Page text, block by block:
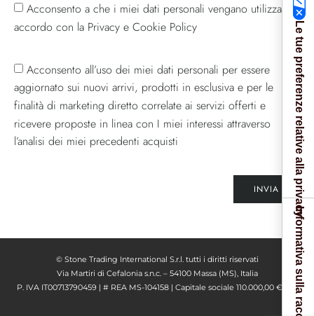
Acconsento a che i miei dati personali vengano utilizzati in
accordo con la Privacy e Cookie Policy
Acconsento all’uso dei miei dati personali per essere
aggiornato sui nuovi arrivi, prodotti in esclusiva e per le
finalità di marketing diretto correlate ai servizi offerti e
ricevere proposte in linea con I miei interessi attraverso
l’analisi dei miei precedenti acquisti
INVIA
© Stone Trading International S.r.l. tutti i diritti riservati
Via Martiri di Cefalonia s.n.c. – 54100 Massa (MS), Italia
P. IVA IT00713790459 | # REA MS-104158 | Capitale sociale 110.000,00 € I. V.
Le tue preferenze relative alla privacy
Informativa sulla raccolta